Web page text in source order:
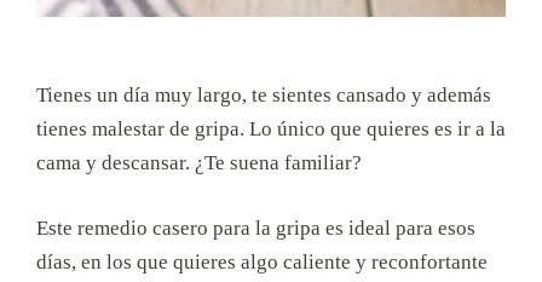
Tienes un día muy largo, te sientes cansado y además
tienes malestar de gripa. Lo único que quieres es ir a la
cama y descansar. ¿Te suena familiar?
Este remedio casero para la gripa es ideal para esos
días, en los que quieres algo caliente y reconfortante